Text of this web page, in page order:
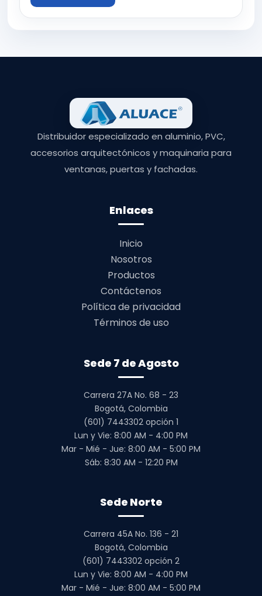
Distribuidor especializado en aluminio, PVC,
accesorios arquitectónicos y maquinaria para
ventanas, puertas y fachadas.
Enlaces
Inicio
Nosotros
Productos
Contáctenos
Política de privacidad
Términos de uso
Sede 7 de Agosto
Carrera 27A No. 68 - 23
Bogotá, Colombia
(601) 7443302 opción 1
Lun y Vie: 8:00 AM - 4:00 PM
Mar - Mié - Jue: 8:00 AM - 5:00 PM
Sáb: 8:30 AM - 12:20 PM
Sede Norte
Carrera 45A No. 136 - 21
Bogotá, Colombia
(601) 7443302 opción 2
Lun y Vie: 8:00 AM - 4:00 PM
Mar - Mié - Jue: 8:00 AM - 5:00 PM